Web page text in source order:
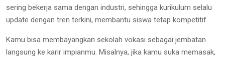
sering bekerja sama dengan industri, sehingga kurikulum selalu
update dengan tren terkini, membantu siswa tetap kompetitif.
Kamu bisa membayangkan sekolah vokasi sebagai jembatan
langsung ke karir impianmu. Misalnya, jika kamu suka memasak,